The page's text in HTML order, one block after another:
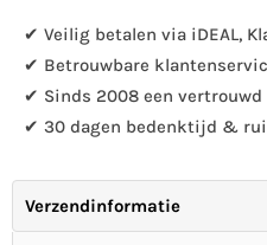
✔ Veilig betalen via iDEAL,
✔ Betrouwbare
✔ Sinds 2008 een vertrouwd
✔ 30 dagen bedenktijd &
Verzendinformatie